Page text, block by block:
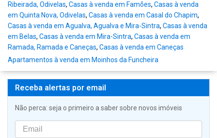
Ribeirada, Odivelas, Casas à venda em Famões, Casas à venda
em Quinta Nova, Odivelas, Casas à venda em Casal do Chapim,
Casas à venda em Agualva, Agualva e Mira-Sintra, Casas à venda
em Belas, Casas à venda em Mira-Sintra, Casas à venda em
Ramada, Ramada e Caneças, Casas à venda em Caneças
Apartamentos à venda em Moinhos da Funcheira
Receba alertas por email
Não perca: seja o primeiro a saber sobre novos imóveis